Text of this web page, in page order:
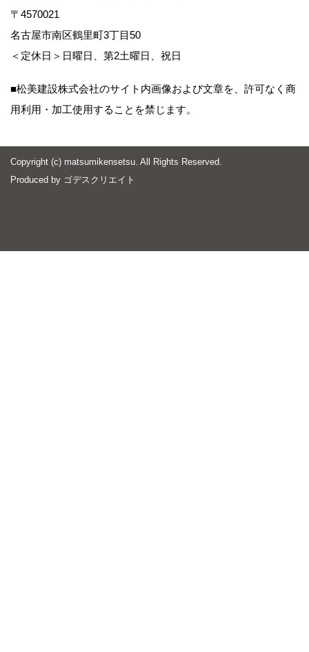
〒4570021
名古屋市南区鶴里町3丁目50
＜定休日＞日曜日、第2土曜日、祝日
■松美建設株式会社のサイト内画像および文章を、許可なく商
用利用・加工使用することを禁じます。
Copyright (c) matsumikensetsu. All Rights Reserved.
Produced by ゴデスクリエイト